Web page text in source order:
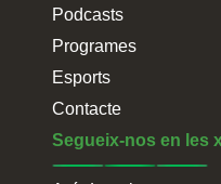
Podcasts
Programes
Esports
Contacte
Segueix-nos en les